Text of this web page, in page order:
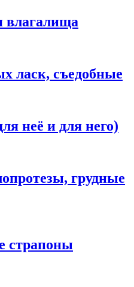
влагалища
ласк, съедобные
неё и для него)
грудные
страпоны